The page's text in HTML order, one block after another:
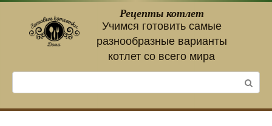
контенту
Рецепты котлет
Учимся готовить самые
разнообразные варианты
котлет со всего мира